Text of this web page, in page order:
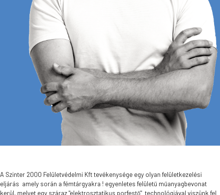
A Szinter 2000 Felületvédelmi Kft tevékenysége egy olyan felületkezelési
eljárás amely során a fémtárgyakra ! egyenletes felületű műanyagbevonat
kerül, melyet egy száraz "elektrosztatikus porfestő" technológiával viszünk fel